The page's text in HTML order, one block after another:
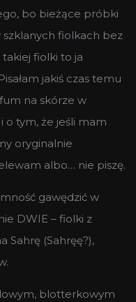
bo bieżące próbki
szklanych fiolkach bez
fiolki to ja
jakiś czas temu
na skórze w
o tym, że jeśli mam
oryginalnie
albo… nie piszę.
gawędzić w
DWIE – fiolki z
Sahrę (Sahręę?),
blotterkowym